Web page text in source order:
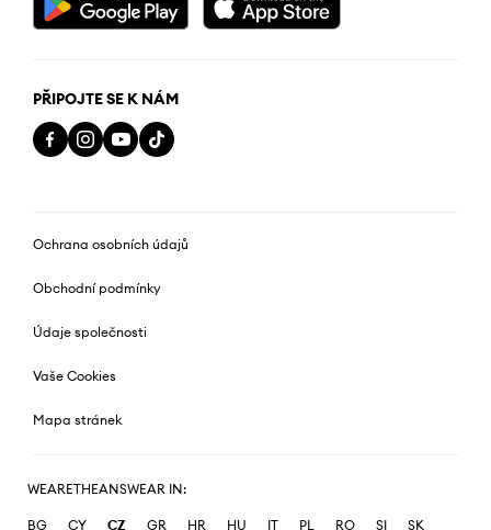
PŘIPOJTE SE K NÁM
Ochrana osobních údajů
Obchodní podmínky
Údaje společnosti
Vaše Cookies
Mapa stránek
WEARETHEANSWEAR IN:
BG CY CZ GR HR HU IT PL RO SI SK